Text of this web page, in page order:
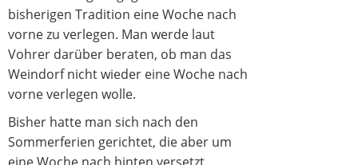
bisherigen Tradition eine Woche nach
vorne zu verlegen. Man werde laut
Vohrer darüber beraten, ob man das
Weindorf nicht wieder eine Woche nach
vorne verlegen wolle.
Bisher hatte man sich nach den
Sommerferien gerichtet, die aber um